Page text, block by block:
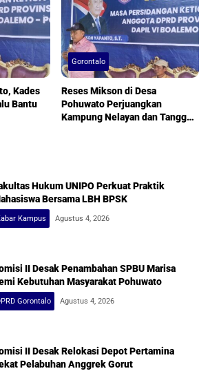
Kades
Bantu
Gorontalo
Reses Mikson di Desa
Pohuwato Perjuangkan
Kampung Nelayan dan Tanggul
Hukum UNIPO Perkuat Praktik
Bersama LBH BPSK
Kampus Agustus 4, 2026
II Desak Penambahan SPBU Marisa
Kebutuhan Masyarakat Pohuwato
Gorontalo Agustus 4, 2026
II Desak Relokasi Depot Pertamina
Pelabuhan Anggrek Gorut